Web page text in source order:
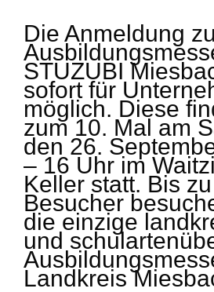
Die Anmeldung
STUZUBI
sofort für
möglich. Diese
zum 10. Mal am
den 26.
– 16 Uhr im
Keller statt. Bis
Besucher
die einzige
und
Landkreis